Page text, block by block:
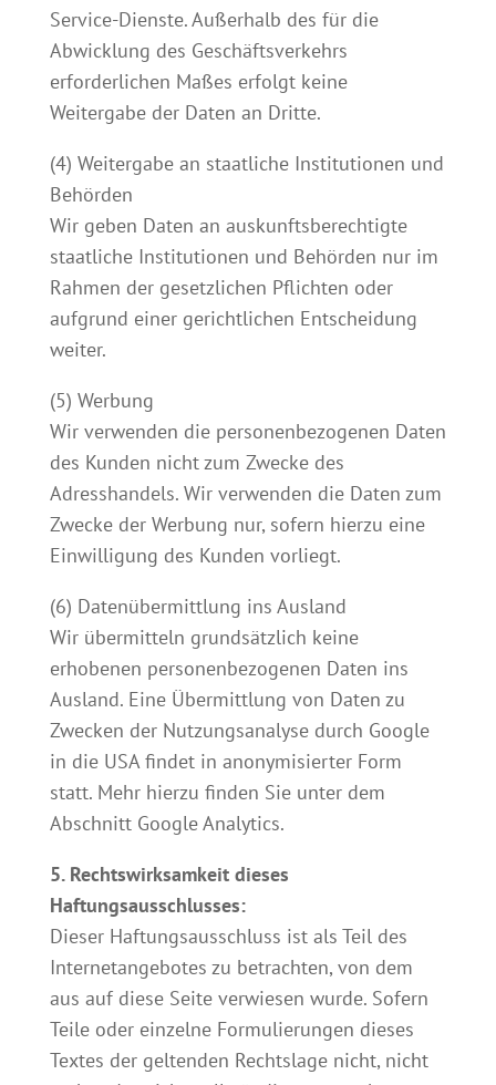
Service-Dienste. Außerhalb des für die
Abwicklung des Geschäftsverkehrs
erforderlichen Maßes erfolgt keine
Weitergabe der Daten an Dritte.
(4) Weitergabe an staatliche Institutionen und
Behörden
Wir geben Daten an auskunftsberechtigte
staatliche Institutionen und Behörden nur im
Rahmen der gesetzlichen Pflichten oder
aufgrund einer gerichtlichen Entscheidung
weiter.
(5) Werbung
Wir verwenden die personenbezogenen Daten
des Kunden nicht zum Zwecke des
Adresshandels. Wir verwenden die Daten zum
Zwecke der Werbung nur, sofern hierzu eine
Einwilligung des Kunden vorliegt.
(6) Datenübermittlung ins Ausland
Wir übermitteln grundsätzlich keine
erhobenen personenbezogenen Daten ins
Ausland. Eine Übermittlung von Daten zu
Zwecken der Nutzungsanalyse durch Google
in die USA findet in anonymisierter Form
statt. Mehr hierzu finden Sie unter dem
Abschnitt Google Analytics.
5. Rechtswirksamkeit dieses
Haftungsausschlusses:
Dieser Haftungsausschluss ist als Teil des
Internetangebotes zu betrachten, von dem
aus auf diese Seite verwiesen wurde. Sofern
Teile oder einzelne Formulierungen dieses
Textes der geltenden Rechtslage nicht, nicht